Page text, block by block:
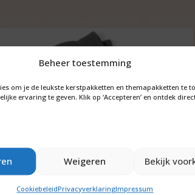
Beheer toestemming
om je de leukste kerstpakketten en themapakketten te
ervaring te geven. Klik op ‘Accepteren’ en ontdek
Weigeren Bekijk
CookiebeleidPrivacyverklaringImpressum
paar handschoenen